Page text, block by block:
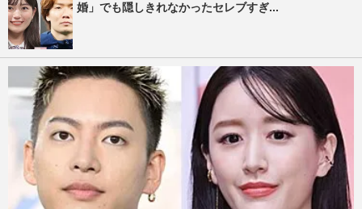
婚」でも隠しきれなかったセレブすぎ...